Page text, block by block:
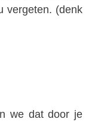
vergeten. (denk
we dat door je